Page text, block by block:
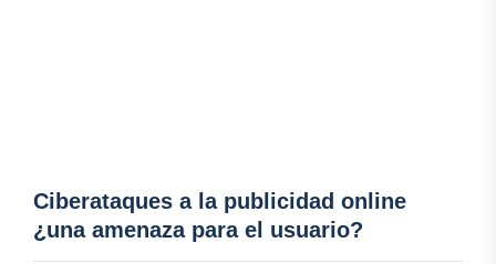
Ciberataques a la publicidad online
¿una amenaza para el usuario?